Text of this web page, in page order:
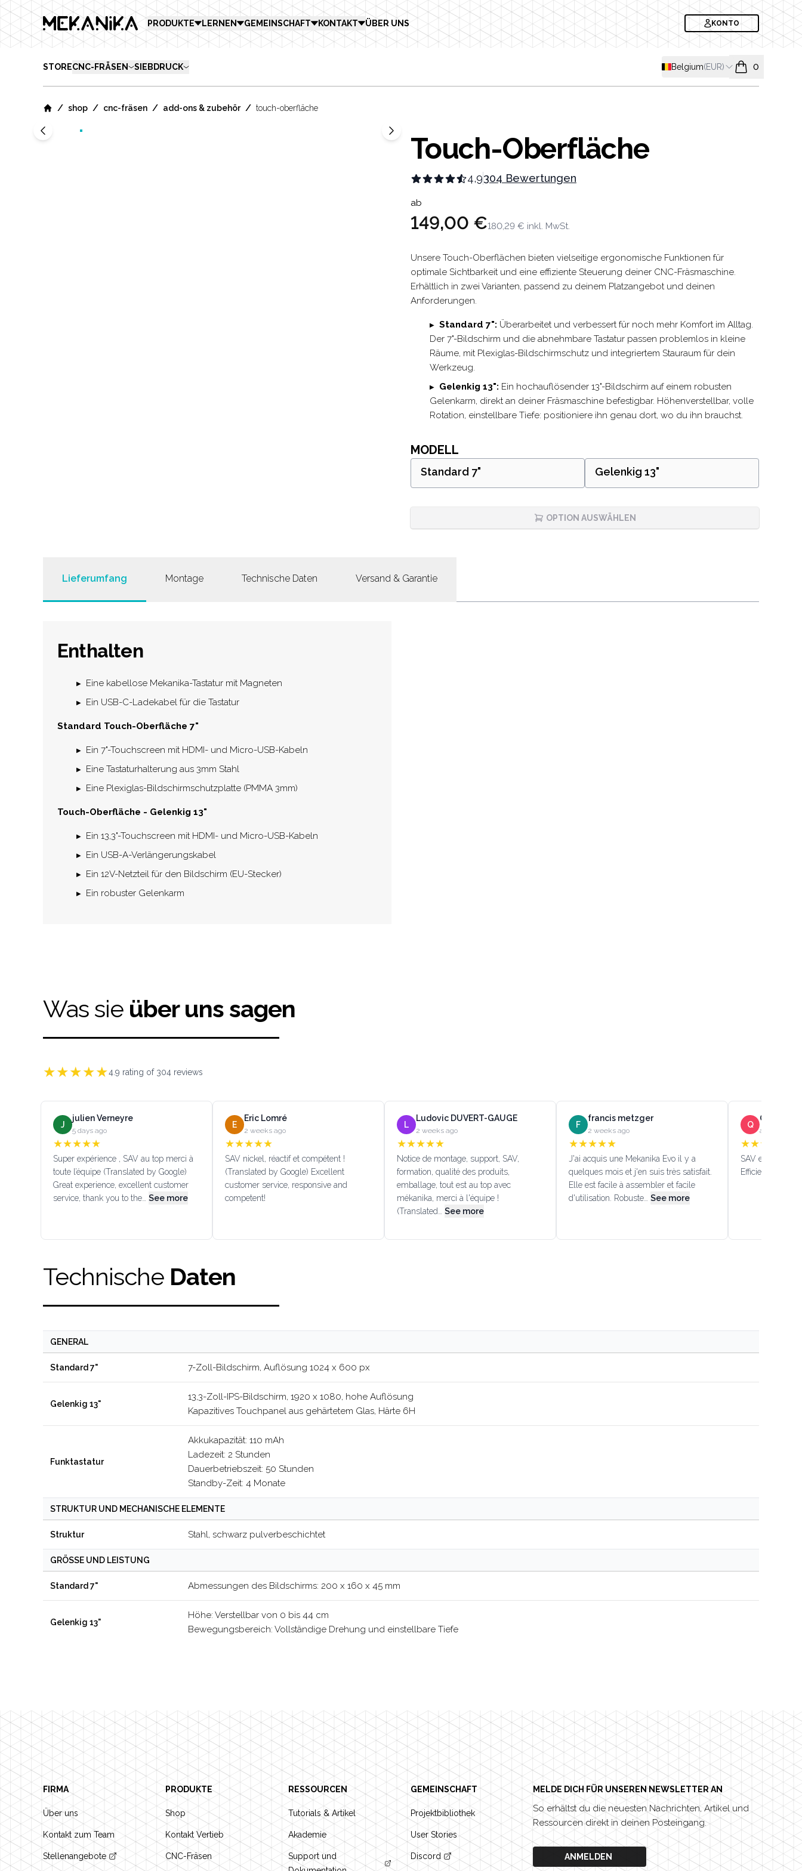
MEKANIKA PRODUKTE LERNEN GEMEINSCHAFT KONTAKT ÜBER UNS KONTO
STORECNC-FRÄSEN SIEBDRUCK Shipping country
Belgium(EUR) 0
items in cart,
/ shop / cnc-fräsen / add-ons & zubehör / touch-oberfläche
Touch-Oberfläche
4,9304 Bewertungen
Product information
ab
149,00 €180,29 € inkl. MwSt.
Description
Unsere Touch-Oberflächen bieten vielseitige ergonomische Funktionen für
optimale Sichtbarkeit und eine effiziente Steuerung deiner CNC-Fräsmaschine.
Erhältlich in zwei Varianten, passend zu deinem Platzangebot und deinen
Anforderungen.
Standard 7": Überarbeitet und verbessert für noch mehr Komfort im Alltag.
Der 7"-Bildschirm und die abnehmbare Tastatur passen problemlos in kleine
Räume, mit Plexiglas-Bildschirmschutz und integriertem Stauraum für dein
Werkzeug.
Gelenkig 13": Ein hochauflösender 13"-Bildschirm auf einem robusten
Gelenkarm, direkt an deiner Fräsmaschine befestigbar. Höhenverstellbar, volle
Rotation, einstellbare Tiefe: positioniere ihn genau dort, wo du ihn brauchst.
MODELL
Standard 7" Gelenkig 13"
OPTION AUSWÄHLEN
Lieferumfang Montage Technische Daten Versand & Garantie
Enthalten
Eine kabellose Mekanika-Tastatur mit Magneten
Ein USB-C-Ladekabel für die Tastatur
Standard Touch-Oberfläche 7"
Ein 7"-Touchscreen mit HDMI- und Micro-USB-Kabeln
Eine Tastaturhalterung aus 3mm Stahl
Eine Plexiglas-Bildschirmschutzplatte (PMMA 3mm)
Touch-Oberfläche - Gelenkig 13"
Ein 13,3"-Touchscreen mit HDMI- und Micro-USB-Kabeln
Ein USB-A-Verlängerungskabel
Ein 12V-Netzteil für den Bildschirm (EU-Stecker)
Ein robuster Gelenkarm
Was sie über uns sagen
★★★★★4.9 rating of 304 reviews
J
julien Verneyre
5 days ago
★★★★★
Super expérience , SAV au top merci à
toute l’équipe (Translated by Google)
Great experience, excellent customer
service, thank you to the…
See more
E
Eric Lomré
2 weeks ago
★★★★★
SAV nickel, réactif et compétent !
(Translated by Google) Excellent
customer service, responsive and
competent!
L
Ludovic DUVERT-GAUGE
2 weeks ago
★★★★★
Notice de montage, support, SAV,
formation, qualité des produits,
emballage, tout est au top avec
mékanika, merci à l'équipe !
(Translated…
See more
F
francis metzger
2 weeks ago
★★★★★
J'ai acquis une Mekanika Evo il y a
quelques mois et j'en suis très satisfait.
Elle est facile à assembler et facile
d'utilisation. Robuste…
See more
Q
Quentin
a month ago
★★★
SAV efficace!!!
Efficient
Technische Daten
GENERAL
Standard 7" 7-Zoll-Bildschirm, Auflösung 1024 x 600 px
Gelenkig 13"
13,3-Zoll-IPS-Bildschirm, 1920 x 1080, hohe Auflösung
Kapazitives Touchpanel aus gehärtetem Glas, Härte 6H
Funktastatur
Akkukapazität: 110 mAh
Ladezeit: 2 Stunden
Dauerbetriebszeit: 50 Stunden
Standby-Zeit: 4 Monate
STRUKTUR UND MECHANISCHE ELEMENTE
Struktur Stahl, schwarz pulverbeschichtet
GRÖSSE UND LEISTUNG
Standard 7" Abmessungen des Bildschirms: 200 x 160 x 45 mm
Gelenkig 13"
Höhe: Verstellbar von 0 bis 44 cm
Bewegungsbereich: Vollständige Drehung und einstellbare Tiefe
Footer
FIRMA
Über uns
Kontakt zum Team
Stellenangebote
PRODUKTE
Shop
Kontakt Vertieb
CNC-Fräsen
RESSOURCEN
Tutorials & Artikel
Akademie
Support und
GEMEINSCHAFT
Projektbibliothek
User Stories
Discord
MELDE DICH FÜR UNSEREN NEWSLETTER AN
So erhältst du die neuesten Nachrichten, Artikel und
Ressourcen direkt in deinen Posteingang.
ANMELDEN